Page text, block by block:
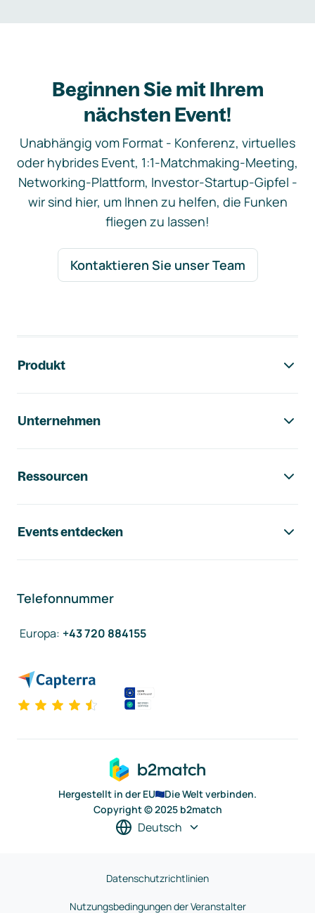
Beginnen Sie mit Ihrem
nächsten Event!
Unabhängig vom Format - Konferenz, virtuelles
oder hybrides Event, 1:1-Matchmaking-Meeting,
Networking-Plattform, Investor-Startup-Gipfel -
wir sind hier, um Ihnen zu helfen, die Funken
fliegen zu lassen!
Kontaktieren Sie unser Team
Produkt
Unternehmen
Ressourcen
Events entdecken
Telefonnummer
Europa: +43 720 884155
Hergestellt in der EU
Die Welt verbinden.
Copyright © 2025 b2match
Deutsch
Datenschutzrichtlinien
Nutzungsbedingungen der Veranstalter